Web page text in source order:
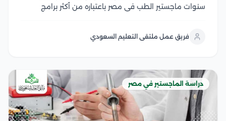
سنوات ماجستير الطب في مصر باعتباره من أكثر برامج
كما يهتم الأطباء بمعرفة مدة دراسة الماجستير في...
فريق عمل ملتقى التعليم السعودي
دراسة الماجستير في مصر